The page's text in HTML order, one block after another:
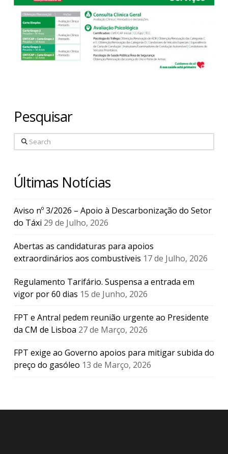
Pesquisar
Search
Últimas Notícias
Aviso nº 3/2026 – Apoio à Descarbonização do Setor
do Táxi 29 de Julho, 2026
Abertas as candidaturas para apoios
extraordinários aos combustíveis 17 de Julho, 2026
Regulamento Tarifário. Suspensa a entrada em
vigor por 60 dias 15 de Junho, 2026
FPT e Antral pedem reunião urgente ao Presidente
da CM de Lisboa 27 de Março, 2026
FPT exige ao Governo apoios para mitigar subida do
preço do gasóleo 13 de Março, 2026